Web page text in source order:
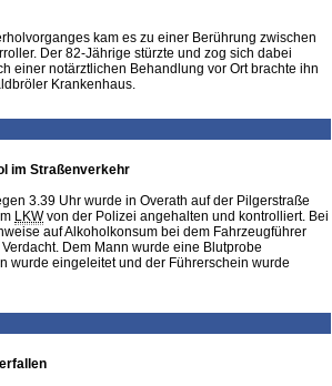
kam es zu einer Berührung zwischen
Der 82-Jährige stürzte und zog sich dabei
einer notärztlichen Behandlung vor Ort brachte ihn
Krankenhaus.
im Straßenverkehr
3.39 Uhr wurde in Overath auf der Pilgerstraße
LKWvon der Polizei angehalten und kontrolliert. Bei
auf Alkoholkonsum bei dem Fahrzeugführer
Dem Mann wurde eine Blutprobe
wurde eingeleitet und der Führerschein wurde